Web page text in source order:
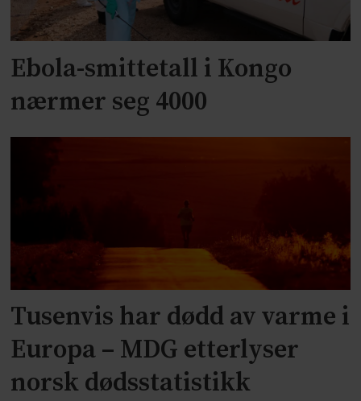
Ebola-smittetall i Kongo
nærmer seg 4000
Tusenvis har dødd av varme i
Europa – MDG etterlyser
norsk dødsstatistikk